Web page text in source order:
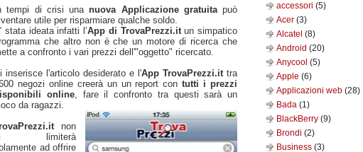
tempi di crisi una nuova Applicazione gratuitapuò
utile per risparmiare qualche soldo.
stata ideata infatti l’App di TrovaPrezzi.itun simpatico
che altro non è che un motore di ricerca che
a confronto i vari prezzi dell'"oggetto" ricercato.
inserisce l'articolo desiderato e l'App TrovaPrezzi.it tra
negozi online creerà un un report contutti i prezzi
online, fare il confronto tra questi sarà un
da ragazzi.
non
limiterà
ad offrire
accessori (5)
Acer (3)
Alcatel (8)
Android (20)
Anycool (5)
Apple (6)
Applicazioni web (28)
Bada (1)
BlackBerry (9)
Brondi (2)
Business (3)